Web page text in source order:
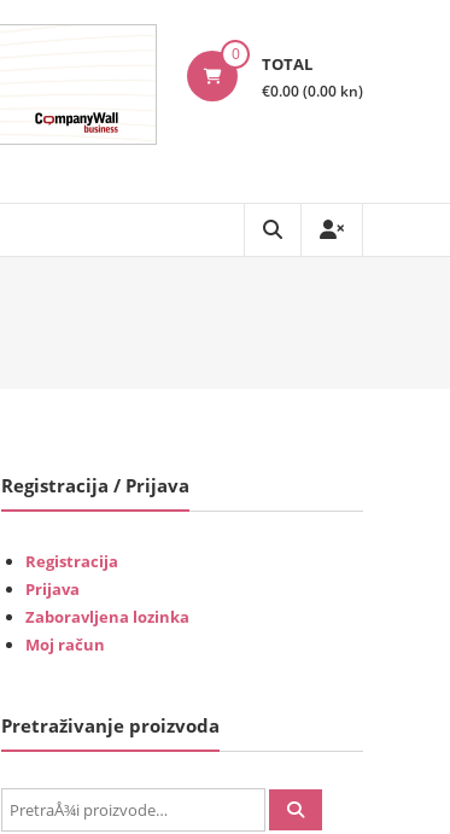
0 TOTAL
€0.00 (0.00 kn)
Registracija / Prijava
Registracija
Prijava
Zaboravljena lozinka
Moj račun
Pretraživanje proizvoda
PretraÅ¾i: